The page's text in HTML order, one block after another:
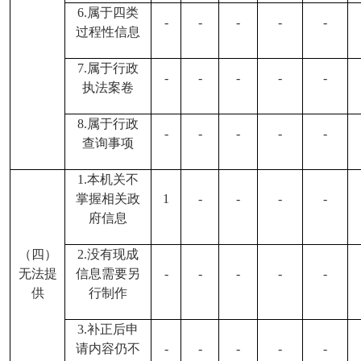
6.属于四类
过程性信息
- - - - -
7.属于行政
执法案卷
- - - - -
8.属于行政
查询事项
- - - - -
（四）
无法提
供
1.本机关不
掌握相关政
府信息
1 - - - -
2.没有现成
信息需要另
行制作
- - - - -
3.补正后申
请内容仍不
- - - - -